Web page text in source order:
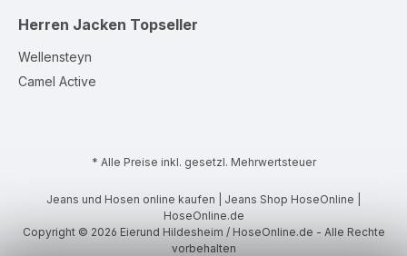
Herren Jacken Topseller
Wellensteyn
Camel Active
* Alle Preise inkl. gesetzl. Mehrwertsteuer
Jeans und Hosen online kaufen | Jeans Shop HoseOnline |
HoseOnline.de
Copyright © 2026 Eierund Hildesheim / HoseOnline.de - Alle Rechte
vorbehalten